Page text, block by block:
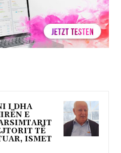
I DHA
E
TË
ISMET